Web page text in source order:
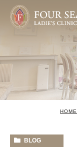
HOME
BLOG